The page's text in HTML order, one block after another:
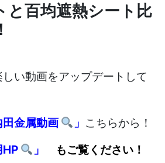
と百均遮熱シート比
い動画をアップデートして
田金属動画 」 こちらから！
HP 」 もご覧ください！